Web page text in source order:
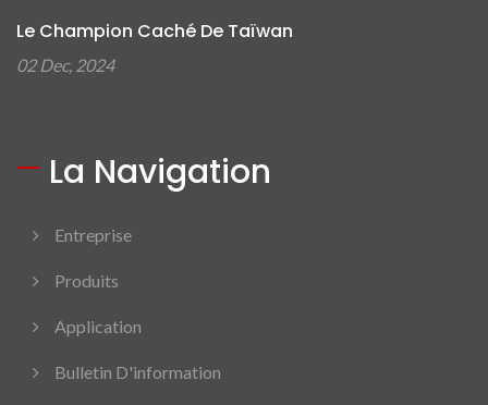
Le Champion Caché De Taïwan
02 Dec, 2024
La Navigation
Entreprise
Produits
Application
Bulletin D'information